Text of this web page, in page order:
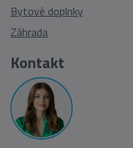
Bytové doplnky
Záhrada
Kontakt